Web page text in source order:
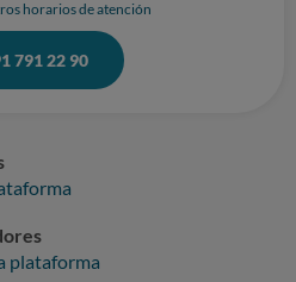
horarios de atención
791 22 90
plataforma